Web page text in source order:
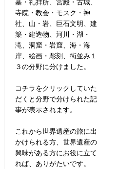
墓・礼拝所、宮殿・古城、
寺院・教会・モスク・神
社、山・岩、巨石文明、建
築・建造物、河川・湖・
滝、洞窟・岩窟、海・海
岸、絵画・彫刻、街並み１
３の分野に分けました。
コチラをクリックしていた
だくと分野で分けられた記
事が表示されます。
これから世界遺産の旅に出
かけられる方、世界遺産の
興味がある方にお役に立て
れば、ありがたいです。